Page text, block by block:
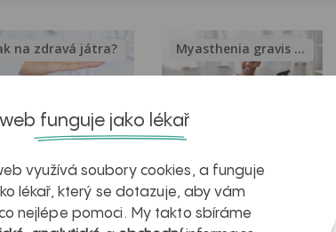
v datech a
na zdravá játra?
Inovativní
léčba
Myasthenia gravis – vše, co...
funguje jako lékař
využívá soubory cookies, a funguje
lékař, který se dotazuje, aby vám
nejlépe pomoci. My takto sbíráme